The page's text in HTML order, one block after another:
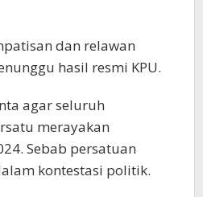
dan relawan
hasil resmi KPU.
agar seluruh
merayakan
Sebab persatuan
kontestasi politik.